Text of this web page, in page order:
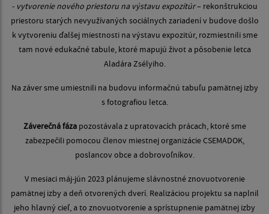
- vytvorenie nového priestoru na výstavu expozitúr– rekonštrukciou
priestoru starých nevyužívaných sociálnych zariadení v budove došlo
k vytvoreniu ďalšej miestnosti na výstavu expozitúr, rozmiestnili sme
tam nové edukačné tabule, ktoré mapujú život a pôsobenie letca
Aladára Zsélyiho.
Na záver sme umiestnili na budovu informačnú tabuľu pamätnej izby
s fotografiou letca.
Záverečná fázapozostávala z upratovacích prácach, ktoré sme
zabezpečili pomocou členov miestnej organizácie CSEMADOK,
poslancov obce a dobrovoľníkov.
V mesiaci máj-jún 2023 plánujeme slávnostné znovuotvorenie
pamätnej izby a deň otvorených dverí. Realizáciou projektu sa naplnil
jeho hlavný cieľ, a to znovuotvorenie a sprístupnenie pamätnej izby